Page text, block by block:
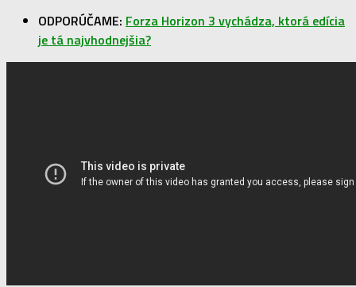
ODPORÚČAME: Forza Horizon 3 vychádza, ktorá edícia
je tá najvhodnejšia?